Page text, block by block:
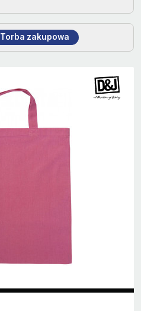
Torba zakupowa